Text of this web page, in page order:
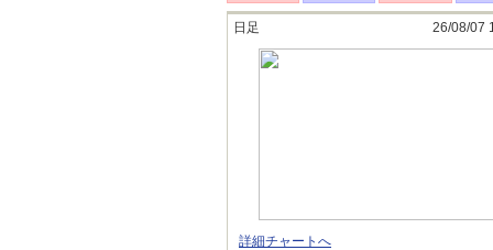
日足 26/08/07
詳細チャートへ